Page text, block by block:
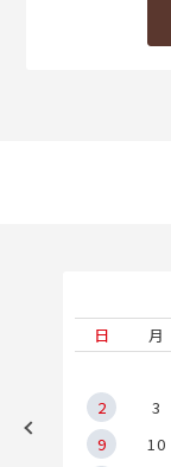
日
月
2
3
9
10